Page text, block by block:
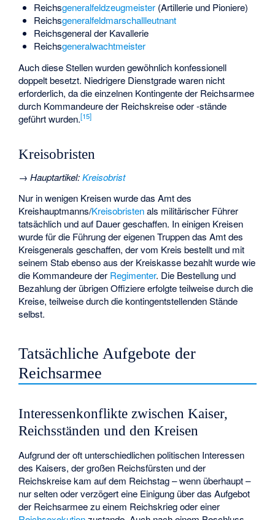
Reichsgeneralfeldzeugmeister(Artillerie und Pioniere)
Reichsgeneralfeldmarschallleutnant
Reichsgeneral der Kavallerie
Reichsgeneralwachtmeister
Auch diese Stellen wurden gewöhnlich konfessionell
doppelt besetzt. Niedrigere Dienstgrade waren nicht
erforderlich, da die einzelnen Kontingente der Reichsarmee
durch Kommandeure der Reichskreise oder -stände
geführt wurden.[15]
Kreisobristen
→Hauptartikel:Kreisobrist
Nur in wenigen Kreisen wurde das Amt des
Kreishauptmanns/Kreisobristenals militärischer Führer
tatsächlich und auf Dauer geschaffen. In einigen Kreisen
wurde für die Führung der eigenen Truppen das Amt des
Kreisgenerals geschaffen, der vom Kreis bestellt und mit
seinem Stab ebenso aus der Kreiskasse bezahlt wurde wie
die Kommandeure der Regimenter. Die Bestellung und
Bezahlung der übrigen Offiziere erfolgte teilweise durch die
Kreise, teilweise durch die kontingentstellenden Stände
selbst.
Tatsächliche Aufgebote der
Reichsarmee
Interessenkonflikte zwischen Kaiser,
Reichsständen und den Kreisen
Aufgrund der oft unterschiedlichen politischen Interessen
des Kaisers, der großen Reichsfürsten und der
Reichskreise kam auf dem Reichstag – wenn überhaupt –
nur selten oder verzögert eine Einigung über das Aufgebot
der Reichsarmee zu einem Reichskrieg oder einer